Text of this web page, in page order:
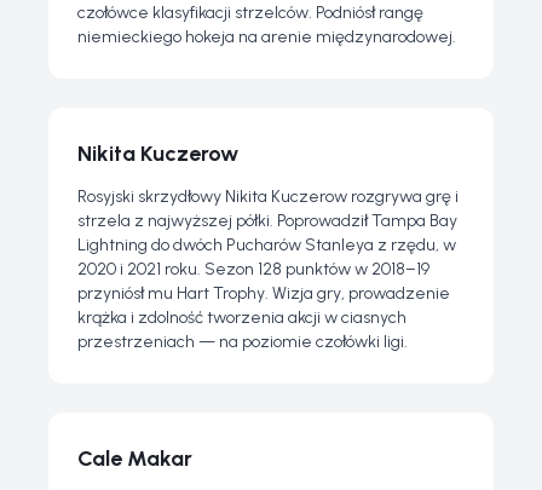
czołówce klasyfikacji strzelców. Podniósł rangę
niemieckiego hokeja na arenie międzynarodowej.
Nikita Kuczerow
Rosyjski skrzydłowy Nikita Kuczerow rozgrywa grę i
strzela z najwyższej półki. Poprowadził Tampa Bay
Lightning do dwóch Pucharów Stanleya z rzędu, w
2020 i 2021 roku. Sezon 128 punktów w 2018–19
przyniósł mu Hart Trophy. Wizja gry, prowadzenie
krążka i zdolność tworzenia akcji w ciasnych
przestrzeniach — na poziomie czołówki ligi.
Cale Makar